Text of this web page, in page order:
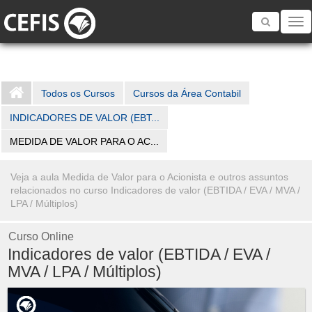
Toggle
Todos os Cursos Cursos da Área Contabil
INDICADORES DE VALOR (EBT...
MEDIDA DE VALOR PARA O AC...
Veja a aula Medida de Valor para o Acionista e outros assuntos
relacionados no curso Indicadores de valor (EBTIDA / EVA / MVA /
LPA / Múltiplos)
Curso Online
Indicadores de valor (EBTIDA / EVA /
MVA / LPA / Múltiplos)